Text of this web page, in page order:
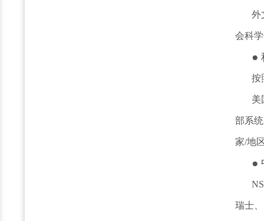
外
会科
●
按
美
部系
家/地
●
瑞士